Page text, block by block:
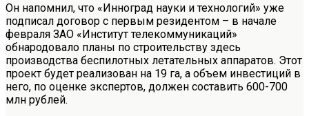
Он напомнил, что «Инноград науки и технологий» уже
подписал договор с первым резидентом – в начале
февраля ЗАО «Институт телекоммуникаций»
обнародовало планы по строительству здесь
производства беспилотных летательных аппаратов. Этот
проект будет реализован на 19 га, а объем инвестиций в
него, по оценке экспертов, должен составить 600-700
млн рублей.